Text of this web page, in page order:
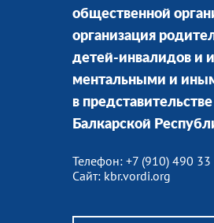
общественной
организация
детей-инвалидов и
ментальными и
в
Балкарской
Телефон: +7 (910) 490 33
Сайт: kbr.vordi.org